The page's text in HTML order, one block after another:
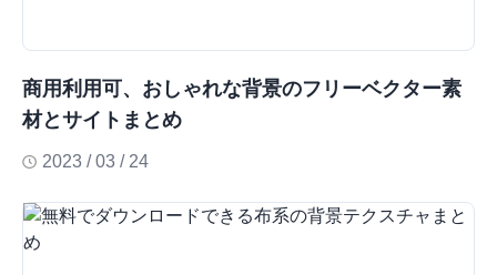
商用利用可、おしゃれな背景のフリーベクター素
材とサイトまとめ
2023 / 03 / 24